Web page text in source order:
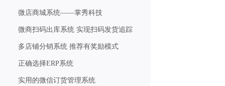
微店商城系统——掌秀科技
微商扫码出库系统 实现扫码发货追踪
多店铺分销系统 推荐有奖励模式
正确选择ERP系统
实用的微信订货管理系统